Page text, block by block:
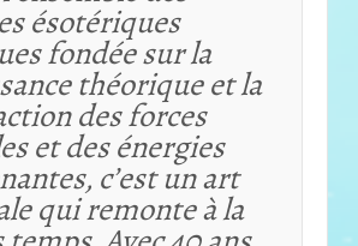
ésotériques
fondée sur la
théorique etla
des forces
et des énergies
c’est un art
qui remonte à la